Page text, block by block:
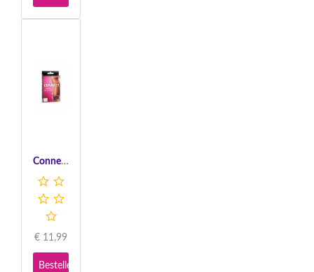
Connect Game - Multicolor
€ 11,99
Bestellen